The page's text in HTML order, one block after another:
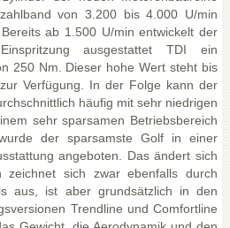
von 3.200 bis 4.000 U/min
ab 1.500 U/min entwickelt der
ausgestattet TDI ein
250 Nm. Dieser hohe Wert steht bis
Verfügung. In der Folge kann der
häufig mit sehr niedrigen
sehr sparsamen Betriebsbereich
der sparsamste Golf in einer
angeboten. Das ändert sich
zeichnet sich zwar ebenfalls durch
aus, ist aber grundsätzlich in den
Trendline und Comfortline